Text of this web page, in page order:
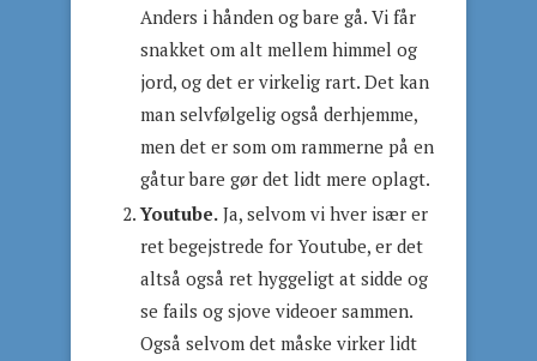
Anders i hånden og bare gå. Vi får
snakket om alt mellem himmel og
jord, og det er virkelig rart. Det kan
man selvfølgelig også derhjemme,
men det er som om rammerne på en
gåtur bare gør det lidt mere oplagt.
Youtube. Ja, selvom vi hver især er
ret begejstrede for Youtube, er det
altså også ret hyggeligt at sidde og
se fails og sjove videoer sammen.
Også selvom det måske virker lidt